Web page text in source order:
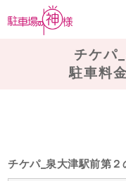
チケパ
駐車料
チケパ_泉大津駅前第２